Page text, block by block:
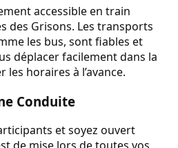
accessible en train
des Grisons. Les transports
les bus, sont fiables et
déplacer facilement dans la
les horaires à l’avance.
Conduite
et soyez ouvert